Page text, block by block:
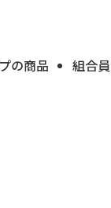
の商品 組合